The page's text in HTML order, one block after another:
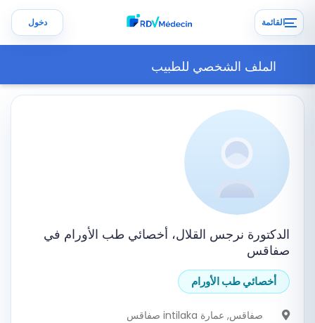
القائمة دخول
الملف الشخصي للطبيب
الدكتورة نرجس القلال، أخصائي طب الأورام في
صفاقس
أخصائي طب الأورام
صفاقس, عمارة intilaka صفاقس